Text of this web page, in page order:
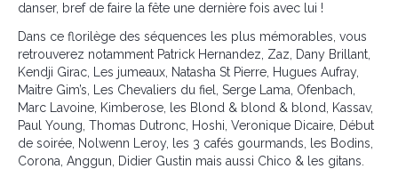
danser, bref de faire la fête une dernière fois avec lui !
Dans ce florilège des séquences les plus mémorables, vous
retrouverez notamment Patrick Hernandez, Zaz, Dany Brillant,
Kendji Girac, Les jumeaux, Natasha St Pierre, Hugues Aufray,
Maitre Gim’s, Les Chevaliers du fiel, Serge Lama, Ofenbach,
Marc Lavoine, Kimberose, les Blond & blond & blond, Kassav,
Paul Young, Thomas Dutronc, Hoshi, Veronique Dicaire, Début
de soirée, Nolwenn Leroy, les 3 cafés gourmands, les Bodins,
Corona, Anggun, Didier Gustin mais aussi Chico & les gitans.